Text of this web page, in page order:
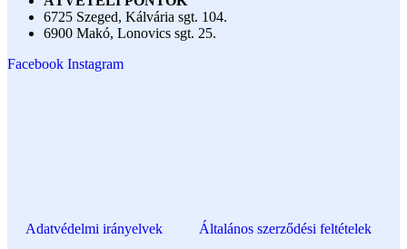
6725 Szeged, Kálvária sgt. 104.​
6900 Makó, Lonovics sgt. 25.
Facebook Instagram
Adatvédelmi irányelvek Általános szerződési feltételek